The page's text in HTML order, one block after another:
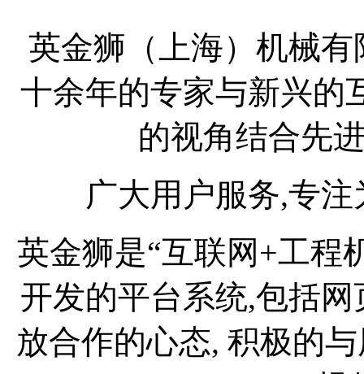
英金狮（上海）机械有
十余年的专家与新兴的
的视角结合先
广大用户服务,专
英金狮是“互联网+工程
开发的平台系统,包括
放合作的心态, 积极的